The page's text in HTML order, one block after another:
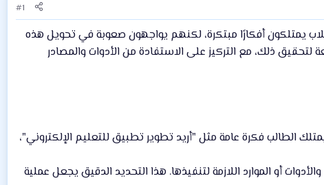
#1
يمتلكون أفكارًا مبتكرة، لكنهم يواجهون صعوبة في تحويل هذه
ذلك، مع التركيز على الاستفادة من الأدوات والمصادر
الطالب فكرة عامة مثل "أريد تطوير تطبيق للتعليم الإلكتروني"،
أو الموارد اللازمة لتنفيذها. هذا التحديد الدقيق يجعل عملية